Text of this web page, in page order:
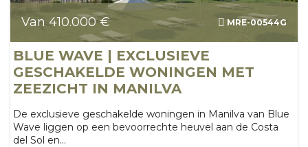
Van 410.000 € MRE-00544G
BLUE WAVE | EXCLUSIEVE
GESCHAKELDE WONINGEN MET
ZEEZICHT IN MANILVA
De exclusieve geschakelde woningen in Manilva van Blue
Wave liggen op een bevoorrechte heuvel aan de Costa
del Sol en...